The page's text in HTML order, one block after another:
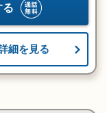
る
細を見る